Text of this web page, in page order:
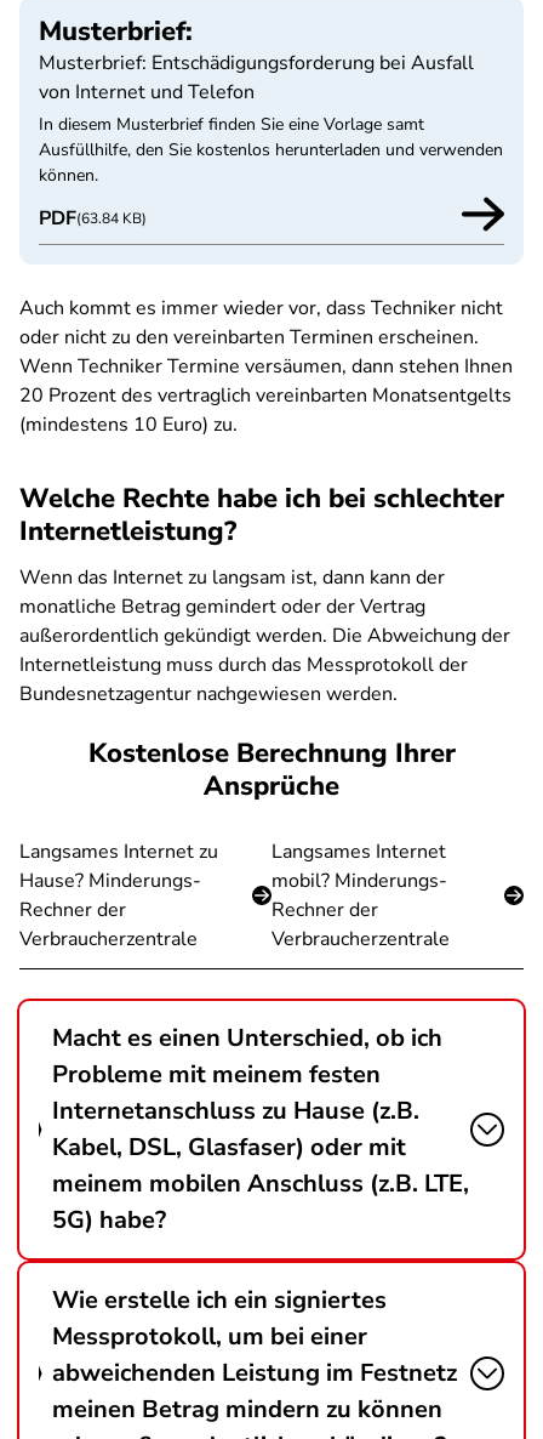
Musterbrief:
Musterbrief: Entschädigungsforderung bei Ausfall
von Internet und Telefon
In diesem Musterbrief finden Sie eine Vorlage samt
Ausfüllhilfe, den Sie kostenlos herunterladen und verwenden
können.
PDF(63.84 KB)
Auch kommt es immer wieder vor, dass Techniker nicht
oder nicht zu den vereinbarten Terminen erscheinen.
Wenn Techniker Termine versäumen, dann stehen Ihnen
20 Prozent des vertraglich vereinbarten Monatsentgelts
(mindestens 10 Euro) zu.
Welche Rechte habe ich bei schlechter
Internetleistung?
Wenn das Internet zu langsam ist, dann kann der
monatliche Betrag gemindert oder der Vertrag
außerordentlich gekündigt werden. Die Abweichung der
Internetleistung muss durch das Messprotokoll der
Bundesnetzagentur nachgewiesen werden.
Kostenlose Berechnung Ihrer
Ansprüche
Langsames Internet zu
Hause? Minderungs-
Rechner der
Verbraucherzentrale
Langsames Internet
mobil? Minderungs-
Rechner der
Verbraucherzentrale
Macht es einen Unterschied, ob ich
Probleme mit meinem festen
Internetanschluss zu Hause (z.B.
Kabel, DSL, Glasfaser) oder mit
meinem mobilen Anschluss (z.B. LTE,
5G) habe?
Wie erstelle ich ein signiertes
Messprotokoll, um bei einer
abweichenden Leistung im Festnetz
meinen Betrag mindern zu können